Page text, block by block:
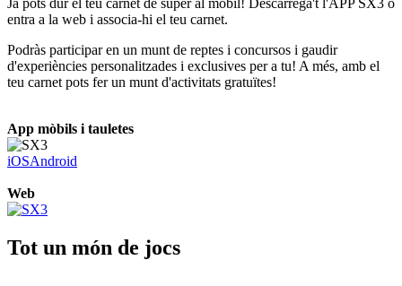
Ja pots dur el teu carnet de súper al mòbil! Descarrega't l'APP SX3 o
entra a la web i associa-hi el teu carnet.
Podràs participar en un munt de reptes i concursos i gaudir
d'experiències personalitzades i exclusives per a tu! A més, amb el
teu carnet pots fer un munt d'activitats gratuïtes!
App mòbils i tauletes
iOSAndroid
Web
Tot un món de jocs